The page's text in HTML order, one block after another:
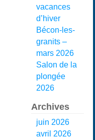
vacances
d’hiver
Bécon-les-
granits –
mars 2026
Salon de la
plongée
2026
Archives
juin 2026
avril 2026